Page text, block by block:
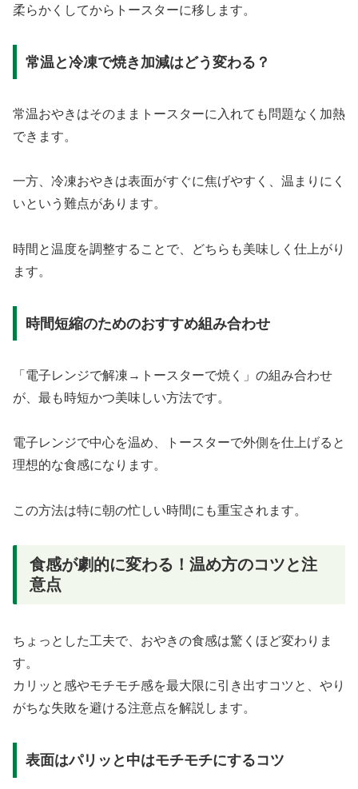
柔らかくしてからトースターに移します。
常温と冷凍で焼き加減はどう変わる？
常温おやきはそのままトースターに入れても問題なく加熱
できます。
一方、冷凍おやきは表面がすぐに焦げやすく、温まりにく
いという難点があります。
時間と温度を調整することで、どちらも美味しく仕上がり
ます。
時間短縮のためのおすすめ組み合わせ
「電子レンジで解凍→トースターで焼く」の組み合わせ
が、最も時短かつ美味しい方法です。
電子レンジで中心を温め、トースターで外側を仕上げると
理想的な食感になります。
この方法は特に朝の忙しい時間にも重宝されます。
食感が劇的に変わる！温め方のコツと注
意点
ちょっとした工夫で、おやきの食感は驚くほど変わりま
す。
カリッと感やモチモチ感を最大限に引き出すコツと、やり
がちな失敗を避ける注意点を解説します。
表面はパリッと中はモチモチにするコツ